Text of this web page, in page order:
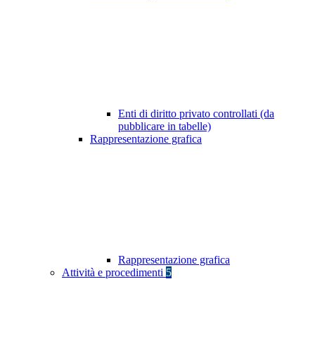
Enti di diritto privato controllati (da
pubblicare in tabelle)
Rappresentazione grafica
Rappresentazione grafica
Attività e procedimenti 5